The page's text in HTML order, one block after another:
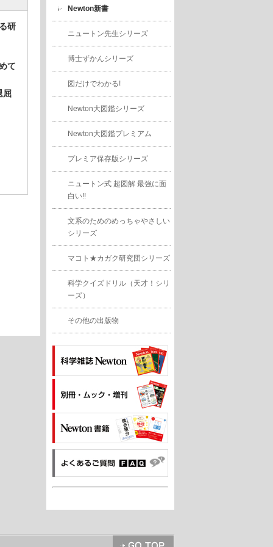
研
て
屈
Newton新書
ニュートン先生シリーズ
博士ずかんシリーズ
図だけでわかる!
Newton大図鑑シリーズ
Newton大図鑑プレミアム
プレミア保存版シリーズ
ニュートン式 超図解 最強に面
白い!!
文系のためのめっちゃやさしい
シリーズ
マコト★カガク研究団シリーズ
科学クイズドリル（天才！シリ
ーズ）
その他の出版物